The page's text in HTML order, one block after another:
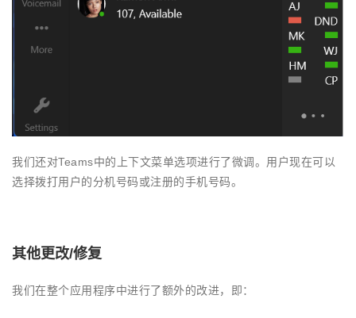
我们还对Teams中的上下文菜单选项进行了微调。用户现在可以
选择拨打用户的分机号码或注册的手机号码。
其他更改/修复
我们在整个应用程序中进行了额外的改进，即：